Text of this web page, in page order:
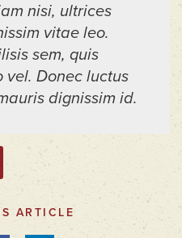
nisi, ultrices
vitae leo.
sem, quis
vel. Donec luctus
dignissim id.
ARTICLE